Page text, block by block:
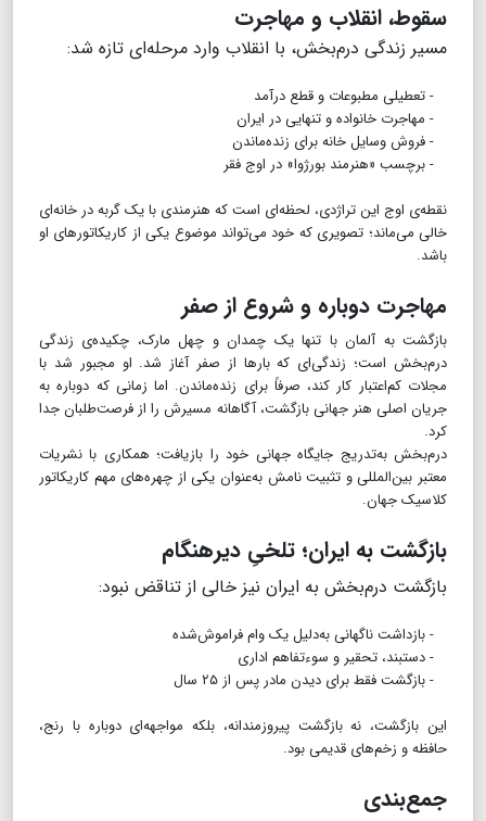
سقوط، انقلاب و مهاجرت
مسیر زندگی درم‌بخش، با انقلاب وارد مرحله‌ای تازه شد:
- تعطیلی مطبوعات و قطع درآمد
- مهاجرت خانواده و تنهایی در ایران
- فروش وسایل خانه برای زنده‌ماندن
- برچسب «هنرمند بورژوا» در اوج فقر
نقطه‌ی اوج این تراژدی، لحظه‌ای است که هنرمندی با یک گربه در خانه‌ای
خالی می‌ماند؛ تصویری که خود می‌تواند موضوع یکی از کاریکاتورهای او
باشد.
مهاجرت دوباره و شروع از صفر
بازگشت به آلمان با تنها یک چمدان و چهل مارک، چکیده‌ی زندگی
درم‌بخش است؛ زندگی‌ای که بارها از صفر آغاز شد. او مجبور شد با
مجلات کم‌اعتبار کار کند، صرفاً برای زنده‌ماندن. اما زمانی که دوباره به
جریان اصلی هنر جهانی بازگشت، آگاهانه مسیرش را از فرصت‌طلبان جدا
کرد.
درم‌بخش به‌تدریج جایگاه جهانی خود را بازیافت؛ همکاری با نشریات
معتبر بین‌المللی و تثبیت نامش به‌عنوان یکی از چهره‌های مهم کاریکاتور
کلاسیک جهان.
بازگشت به ایران؛ تلخیِ دیرهنگام
بازگشت درم‌بخش به ایران نیز خالی از تناقض نبود:
- بازداشت ناگهانی به‌دلیل یک وام فراموش‌شده
- دستبند، تحقیر و سوءتفاهم اداری
- بازگشت فقط برای دیدن مادر پس از ۲۵ سال
این بازگشت، نه بازگشت پیروزمندانه، بلکه مواجهه‌ای دوباره با رنج،
حافظه و زخم‌های قدیمی بود.
جمع‌بندی